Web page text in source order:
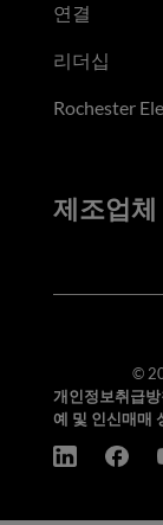
연결
리더십
Rochester
제조업체
©
개인정보취급방
예 및 인신매매